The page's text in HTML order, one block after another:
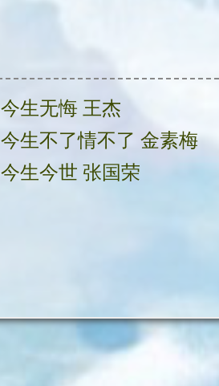
今生无悔 王杰
今生不了情不了 金素梅
今生今世 张国荣